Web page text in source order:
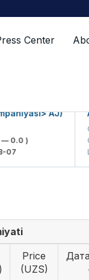
Center
AJ)
)
Price
(UZS)